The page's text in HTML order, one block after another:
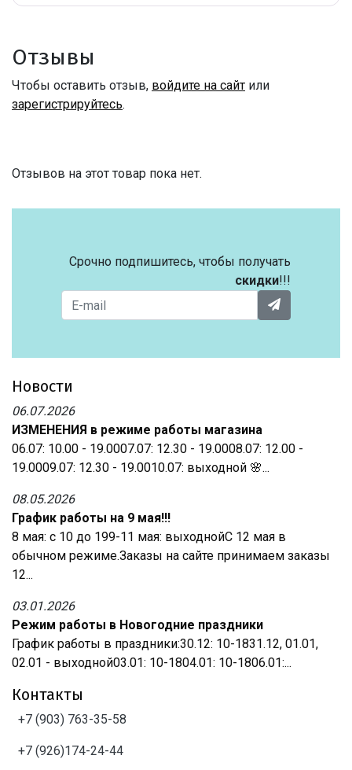
Отзывы
Чтобы оставить отзыв, войдите на сайт или
зарегистрируйтесь.
Отзывов на этот товар пока нет.
Срочно подпишитесь, чтобы получать
скидки!!!
Новости
06.07.2026
ИЗМЕНЕНИЯ в режиме работы магазина
06.07: 10.00 - 19.0007.07: 12.30 - 19.0008.07: 12.00 -
19.0009.07: 12.30 - 19.0010.07: выходной 🌸...
08.05.2026
График работы на 9 мая!!!
8 мая: с 10 до 199-11 мая: выходнойС 12 мая в
обычном режиме.Заказы на сайте принимаем заказы
12...
03.01.2026
Режим работы в Новогодние праздники
График работы в праздники:30.12: 10-1831.12, 01.01,
02.01 - выходной03.01: 10-1804.01: 10-1806.01:...
Контакты
+7 (903) 763-35-58
+7 (926)174-24-44